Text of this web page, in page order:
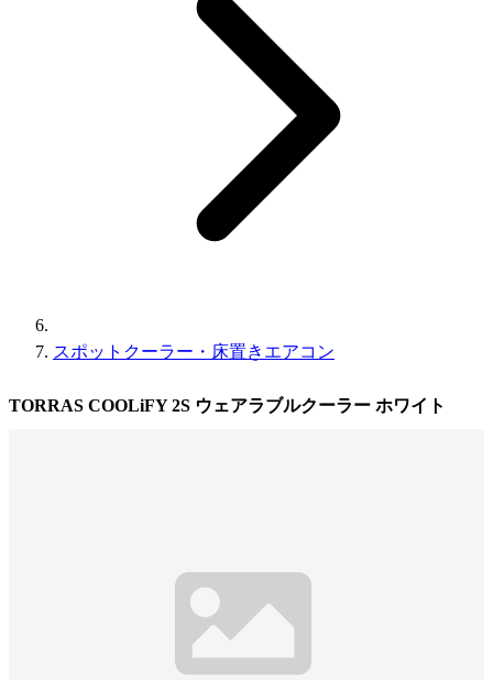
スポットクーラー・床置きエアコン
TORRAS COOLiFY 2S ウェアラブルクーラー ホワイト